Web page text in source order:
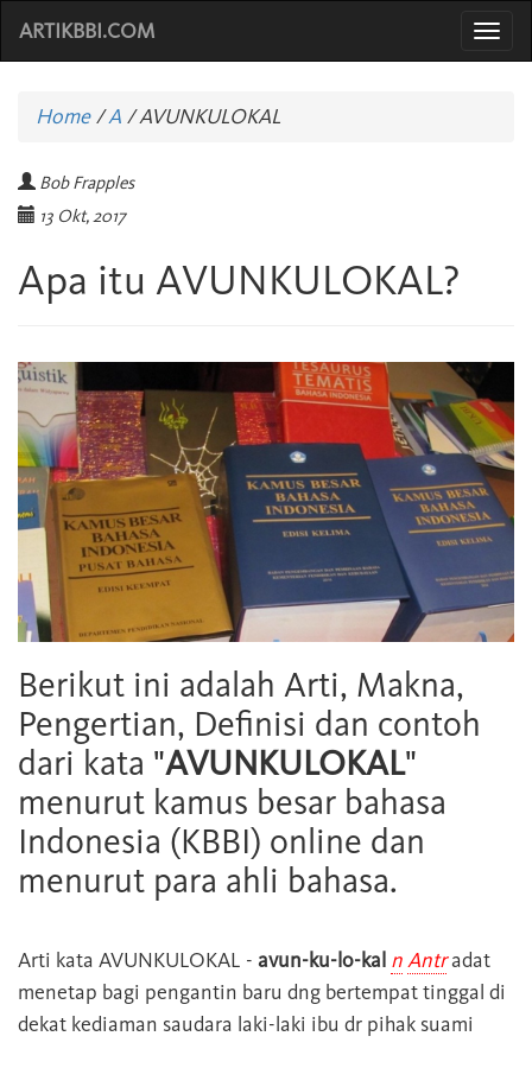
ARTIKBBI.COM
Home/A /AVUNKULOKAL
Bob Frapples
13 Okt, 2017
Apa itu AVUNKULOKAL?
Berikut ini adalah Arti, Makna,
Pengertian, Definisi dan contoh
dari kata "AVUNKULOKAL"
menurut kamus besar bahasa
Indonesia (KBBI) online dan
menurut para ahli bahasa.
Arti kata AVUNKULOKAL - avun-ku-lo-kal nAntradat
menetap bagi pengantin baru dng bertempat tinggal di
dekat kediaman saudara laki-laki ibu dr pihak suami